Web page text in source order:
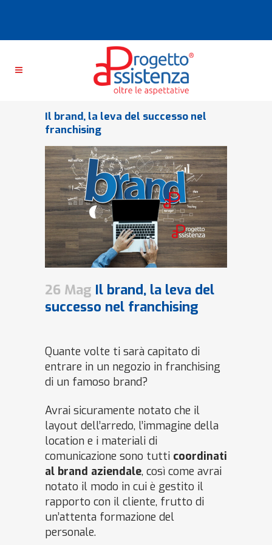
Il brand, la leva del successo nel
franchising
26 Mag Il brand, la leva del
successo nel franchising
Quante volte ti sarà capitato di
entrare in un negozio in franchising
di un famoso brand?
Avrai sicuramente notato che il
layout dell’arredo, l’immagine della
location e i materiali di
comunicazione sono tutti coordinati
al brand aziendale, così come avrai
notato il modo in cui è gestito il
rapporto con il cliente, frutto di
un’attenta formazione del
personale.